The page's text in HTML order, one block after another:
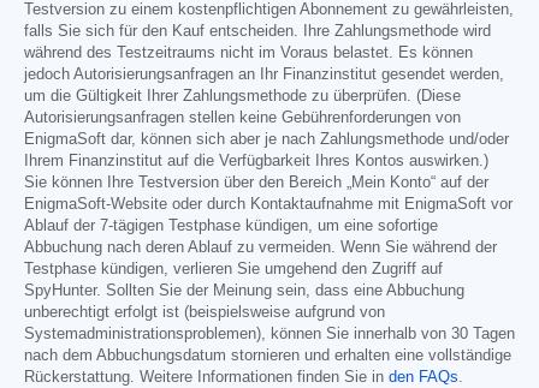
Testversion zu einem kostenpflichtigen Abonnement zu gewährleisten,
falls Sie sich für den Kauf entscheiden. Ihre Zahlungsmethode wird
während des Testzeitraums nicht im Voraus belastet. Es können
jedoch Autorisierungsanfragen an Ihr Finanzinstitut gesendet werden,
um die Gültigkeit Ihrer Zahlungsmethode zu überprüfen. (Diese
Autorisierungsanfragen stellen keine Gebührenforderungen von
EnigmaSoft dar, können sich aber je nach Zahlungsmethode und/oder
Ihrem Finanzinstitut auf die Verfügbarkeit Ihres Kontos auswirken.)
Sie können Ihre Testversion über den Bereich „Mein Konto“ auf der
EnigmaSoft-Website oder durch Kontaktaufnahme mit EnigmaSoft vor
Ablauf der 7-tägigen Testphase kündigen, um eine sofortige
Abbuchung nach deren Ablauf zu vermeiden. Wenn Sie während der
Testphase kündigen, verlieren Sie umgehend den Zugriff auf
SpyHunter. Sollten Sie der Meinung sein, dass eine Abbuchung
unberechtigt erfolgt ist (beispielsweise aufgrund von
Systemadministrationsproblemen), können Sie innerhalb von 30 Tagen
nach dem Abbuchungsdatum stornieren und erhalten eine vollständige
Rückerstattung. Weitere Informationen finden Sie in den FAQs.